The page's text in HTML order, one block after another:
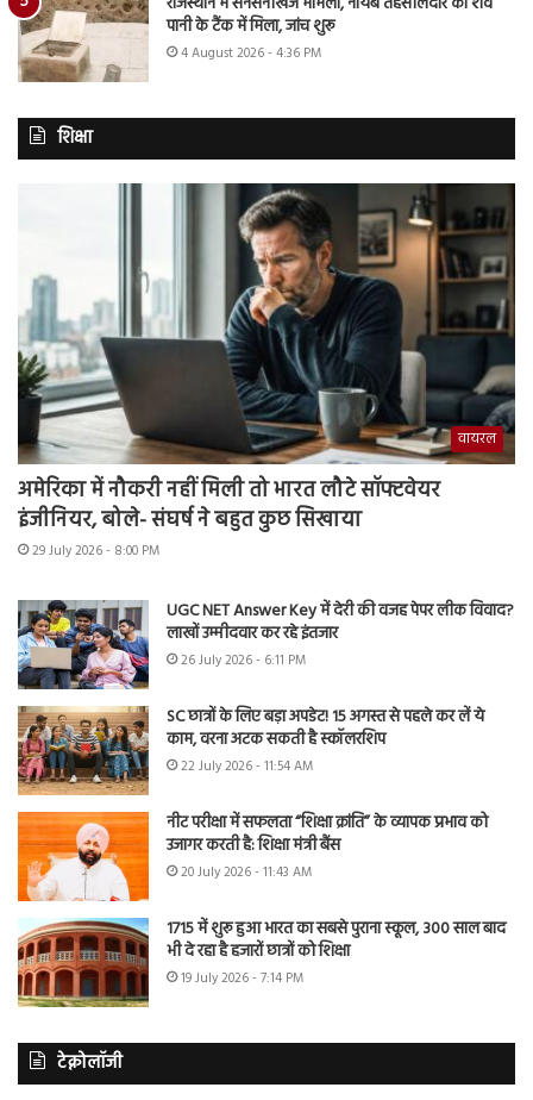
पानी के टैंक में मिला, जांच शुरू
4 August 2026 - 4:36 PM
शिक्षा
वायरल
अमेरिका में नौकरी नहीं मिली तो भारत लौटे सॉफ्टवेयर
इंजीनियर, बोले- संघर्ष ने बहुत कुछ सिखाया
29 July 2026 - 8:00 PM
UGC NET Answer Key में देरी की वजह पेपर लीक विवाद?
लाखों उम्मीदवार कर रहे इंतजार
26 July 2026 - 6:11 PM
SC छात्रों के लिए बड़ा अपडेट! 15 अगस्त से पहले कर लें ये
काम, वरना अटक सकती है स्कॉलरशिप
22 July 2026 - 11:54 AM
नीट परीक्षा में सफलता “शिक्षा क्रांति” के व्यापक प्रभाव को
उजागर करती है: शिक्षा मंत्री बैंस
20 July 2026 - 11:43 AM
1715 में शुरू हुआ भारत का सबसे पुराना स्कूल, 300 साल बाद
भी दे रहा है हजारों छात्रों को शिक्षा
19 July 2026 - 7:14 PM
टेक्नोलॉजी